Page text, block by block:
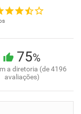
75%
a diretoria (de 4196
avaliações)